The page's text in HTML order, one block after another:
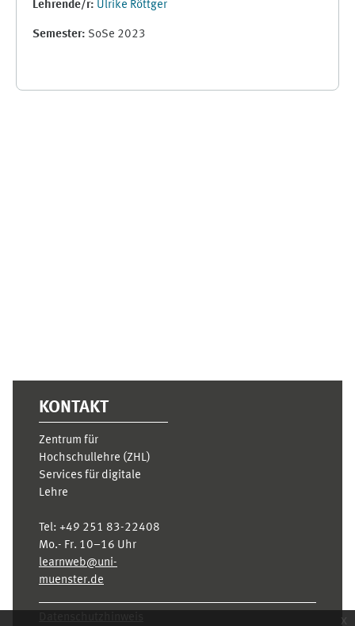
x
Lehrende/r: Ulrike Röttger
Semester: SoSe 2023
KONTAKT
Zentrum für
Hochschullehre (ZHL)
Services für digitale
Lehre
Tel: +49 251 83-22408
Mo.- Fr. 10–16 Uhr
learnweb@uni-
muenster.de